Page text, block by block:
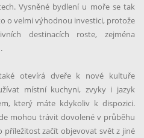
Vysněné bydlení u moře se tak
o velmi výhodnou investici, protože
destinacích roste, zejména
otevírá dveře k nové kultuře
místní kuchyni, zvyky i jazyk
který máte kdykoliv k dispozici.
mohou trávit dovolené v průběhu
začít objevovat svět z jiné